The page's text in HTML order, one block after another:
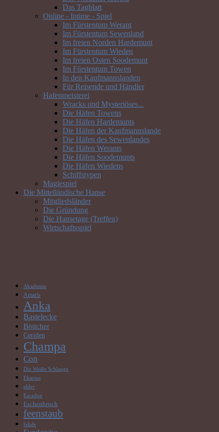
Das Tagblatt
Online - Intime - Spiel
Im Fürstentum Werant
Im Fürstentum Sewenland
Im freien Norden Hardemunt
Im Fürstentum Wieden
Im freien Osten Soodemunt
Im Fürstentum Towen
In den Kaufmannslanden
Für Reisende und Händler
Hafenmeisterei
Wracks und Mysteriöses...
Die Häfen Towens
Die Häfen Hardemunts
Die Häfen der Kaufmannslande
Die Häfen des Sewenlandes
Die Häfen Werants
Die Häfen Soodemunts
Die Häfen Wiedens
Schiffstypen
Magiespiel
Die Mittelländische Hanse
Mitgliedsländer
Die Gründung
Die Hansetage (Treffen)
Wirtschaftsspiel
Akademie
Amaris
Anka
Bastelecke
Böttcher
Ceriden
Champa
Con
Die Weiße Schlange
Ekarius
elder
Escadon
Eschenbruch
feenstaub
fehde